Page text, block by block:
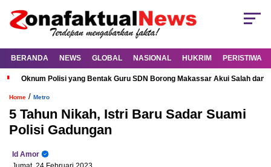
BERANDA NEWS GLOBAL NASIONAL HUKRIM PERISTIWA
Oknum Polisi yang Bentak Guru SDN Borong Makassar Akui Salah dan
Home / Metro
5 Tahun Nikah, Istri Baru Sadar Suami
Polisi Gadungan
Id Amor